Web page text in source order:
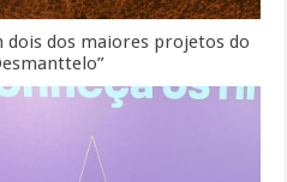
dois dos maiores projetos do